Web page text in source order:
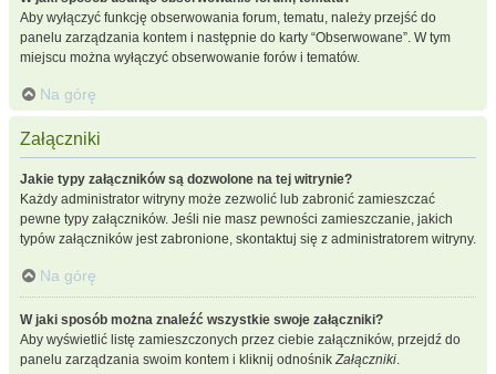
Aby wyłączyć funkcję obserwowania forum, tematu, należy przejść do
panelu zarządzania kontem i następnie do karty “Obserwowane”. W tym
miejscu można wyłączyć obserwowanie forów i tematów.
Na górę
Załączniki
Jakie typy załączników są dozwolone na tej witrynie?
Każdy administrator witryny może zezwolić lub zabronić zamieszczać
pewne typy załączników. Jeśli nie masz pewności zamieszczanie, jakich
typów załączników jest zabronione, skontaktuj się z administratorem witryny.
Na górę
W jaki sposób można znaleźć wszystkie swoje załączniki?
Aby wyświetlić listę zamieszczonych przez ciebie załączników, przejdź do
panelu zarządzania swoim kontem i kliknij odnośnikZałączniki.